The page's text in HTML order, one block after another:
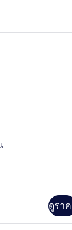
เป็ด, ตู้นิรภัยในห้อง
ดูรา